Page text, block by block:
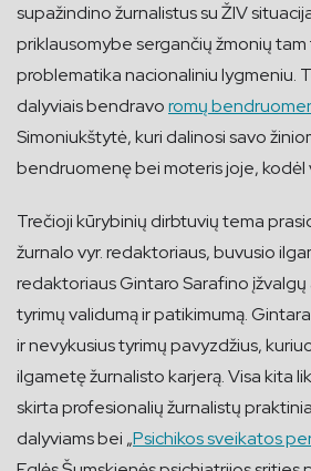
supažindino žurnalistus su ŽIV
priklausomybe sergančių žmonių tam
problematika nacionaliniu lygmeniu.
dalyviais bendravoromų
Simoniukštytė, kuri dalinosi savo
bendruomenę bei moteris joje, kodėl
Trečioji kūrybinių dirbtuvių tema
žurnalo vyr. redaktoriaus, buvusio
redaktoriaus Gintaro Sarafino įžvalgų
tyrimų validumą ir patikimumą.
ir nevykusius tyrimų pavyzdžius,
ilgametę žurnalisto karjerą. Visa kita
skirta profesionalių žurnalistų
dalyviams bei „Psichikos sveikatos